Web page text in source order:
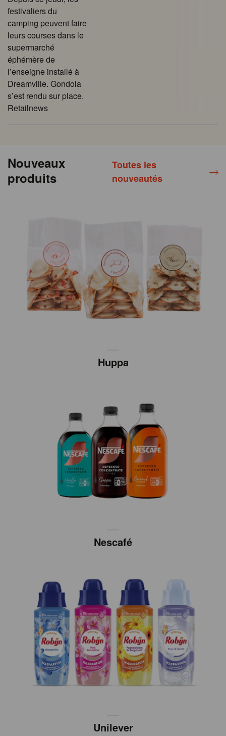
festivaliers du
camping peuvent faire
leurs courses dans le
supermarché
éphémère de
l’enseigne installé à
Dreamville. Gondola
s’est rendu sur place.
Retailnews
Nouveaux
produits
Toutes les
nouveautés
Huppa
Nescafé
Unilever